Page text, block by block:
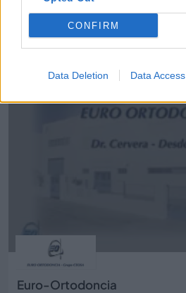
CONFIRM
Data Deletion Data Access
Duque Interiorismo
Alcorcón (Madrid)
Euro-Ortodoncia